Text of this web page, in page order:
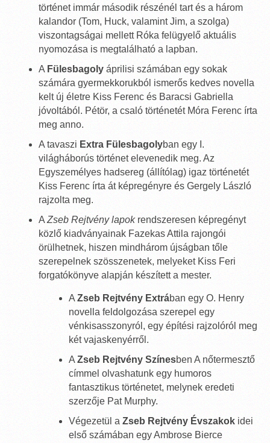
történet immár második részénél tart és a három
kalandor (Tom, Huck, valamint Jim, a szolga)
viszontagságai mellett Róka felügyelő aktuális
nyomozása is megtalálható a lapban.
A Fülesbagoly áprilisi számában egy sokak
számára gyermekkorukból ismerős kedves novella
kelt új életre Kiss Ferenc és Baracsi Gabriella
jóvoltából. Pétör, a csaló történetét Móra Ferenc írta
meg anno.
A tavaszi Extra Fülesbagolyban egy I.
világháborús történet elevenedik meg. Az
Egyszemélyes hadsereg (állítólag) igaz történetét
Kiss Ferenc írta át képregényre és Gergely László
rajzolta meg.
AZseb Rejtvény lapokrendszeresen képregényt
közlő kiadványainak Fazekas Attila rajongói
örülhetnek, hiszen mindhárom újságban tőle
szerepelnek szösszenetek, melyeket Kiss Feri
forgatókönyve alapján készített a mester.
AZseb Rejtvény Extrában egy O. Henry
novella feldolgozása szerepel egy
vénkisasszonyról, egy építési rajzolóról meg
két vajaskenyérről.
AZseb Rejtvény Színesben A nőtermesztő
címmel olvashatunk egy humoros
fantasztikus történetet, melynek eredeti
szerzője Pat Murphy.
Végezetül a Zseb Rejtvény Évszakok idei
első számában egy Ambrose Bierce